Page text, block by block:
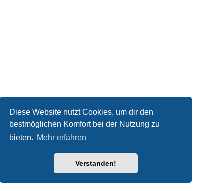
Diese Website nutzt Cookies, um dir den
bestmöglichen Komfort bei der Nutzung zu
bieten. Mehr erfahren
Verstanden!